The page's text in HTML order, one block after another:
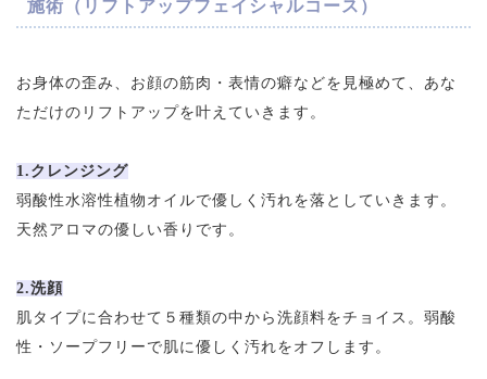
施術（リフトアップフェイシャルコース）
お身体の歪み、お顔の筋肉・表情の癖などを見極めて、あな
ただけのリフトアップを叶えていきます。
1.クレンジング
弱酸性水溶性植物オイルで優しく汚れを落としていきます。
天然アロマの優しい香りです。
2.洗顔
肌タイプに合わせて５種類の中から洗顔料をチョイス。弱酸
性・ソープフリーで肌に優しく汚れをオフします。